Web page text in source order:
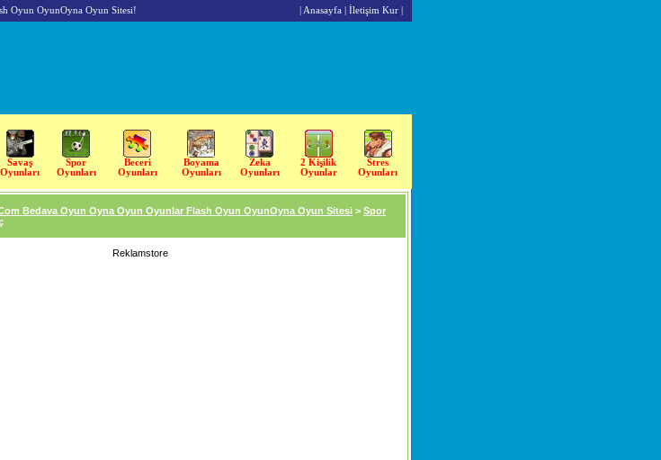
Oyun OyunOyna Oyun Sitesi! | Anasayfa | İletişim Kur |
Savaş
Oyunları
Spor
Oyunları
Beceri
Oyunları
Boyama
Oyunları
Zeka
Oyunları
2 Kişilik
Oyunlar
Stres
Oyunları
Bedava Oyun Oyna Oyun Oyunlar Flash Oyun OyunOyna Oyun Sitesi > Spor
Reklamstore